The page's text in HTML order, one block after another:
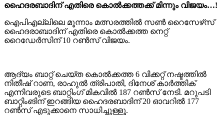
ഹൈദരബാദിന് എതിരെ കൊൽക്കത്തക്ക് മിന്നും വിജയം…!
ഐപിഎല്ലിലെ മൂന്നാം മത്സരത്തിൽ സൺ റൈസേഴ്‌സ്
ഹൈദരാബാദിന് എതിരെ കൊൽക്കത്ത നെറ്റ്
റൈഡേർസിന് 10 റൺസ് വിജയം.
ആദ്യം ബാറ്റ് ചെയ്ത കൊൽക്കത്ത 6 വിക്കറ്റ് നഷ്ടത്തിൽ
നിതീഷ് റാണ, രാഹുൽ ത്രിപാതി, ദിനേശ് കാർത്തിക്
എന്നിവരുടെ ബാറ്റിംഗ് മികവിൽ 187 റൺസ് നേടി. മറുപടി
ബാറ്റിംങിന് ഇറങ്ങിയ ഹൈദരബാദിന് 20 ഓവറിൽ 177
റൺസ് എടുക്കാനെ സാധിച്ചുള്ളൂ.